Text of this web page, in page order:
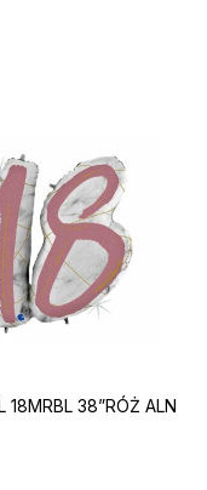
18MRBL 38”RÓŻ ALN